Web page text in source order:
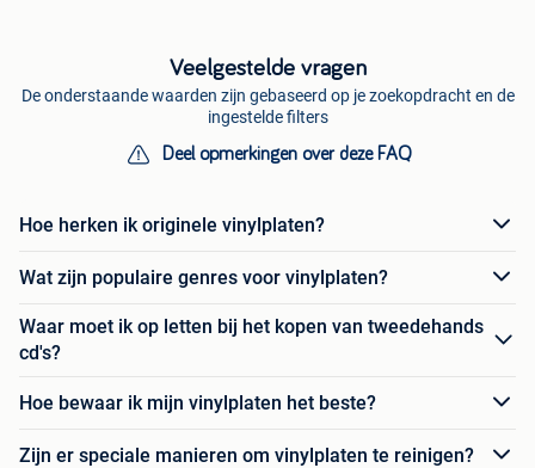
Veelgestelde vragen
De onderstaande waarden zijn gebaseerd op je zoekopdracht en de
ingestelde filters
Deel opmerkingen over deze FAQ
Hoe herken ik originele vinylplaten?
Wat zijn populaire genres voor vinylplaten?
Waar moet ik op letten bij het kopen van tweedehands
cd's?
Hoe bewaar ik mijn vinylplaten het beste?
Zijn er speciale manieren om vinylplaten te reinigen?